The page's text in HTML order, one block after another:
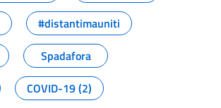
#distantimauniti
Spadafora
COVID-19 (2)